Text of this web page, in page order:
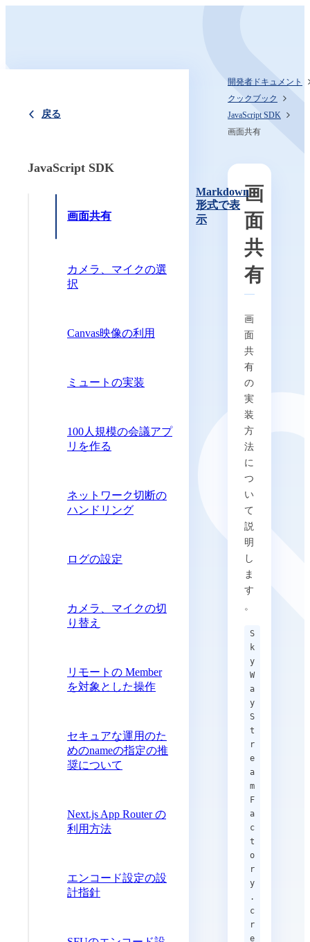
戻る
JavaScript SDK
画面共有
カメラ、マイクの選
択
Canvas映像の利用
ミュートの実装
100人規模の会議アプ
リを作る
ネットワーク切断の
ハンドリング
ログの設定
カメラ、マイクの切
り替え
リモートの Member
を対象とした操作
セキュアな運用のた
めのnameの指定の推
奨について
Next.js App Router の
利用方法
エンコード設定の設
計指針
開発者ドキュメント
クックブック
JavaScript SDK
画面共有
Markdown
形式で表
示
画
面
共
有
画
面
共
有
の
実
装
方
法
に
つ
い
て
説
明
し
ま
す
。
S
k
y
W
a
y
S
t
r
e
a
m
F
a
c
t
o
r
y
.
c
r
e